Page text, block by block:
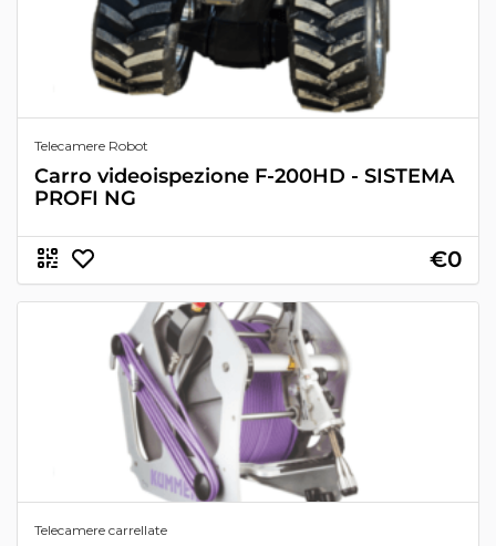
Telecamere Robot
Carro videoispezione F-200HD - SISTEMA
PROFI NG
€0
Telecamere carrellate